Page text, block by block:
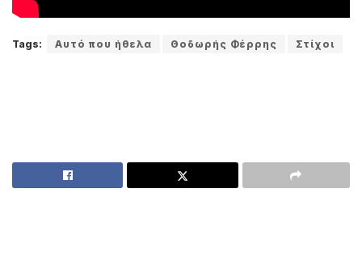
Tags: Αυτό που ήθελα Θοδωρής Φέρρης Στίχοι